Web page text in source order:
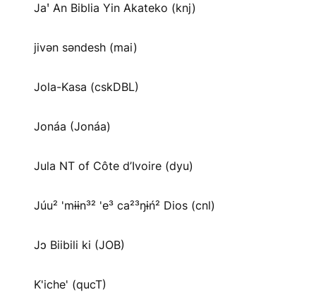
Jaꞌ An Biblia Yin Akateko (knj)
jivən səndesh (mai)
Jola-Kasa (cskDBL)
Jonáa (Jonáa)
Jula NT of Côte d’Ivoire (dyu)
Júu² 'mɨɨn³² 'e³ ca²³ŋɨń² Dios (cnl)
Jɔ Biibili ki (JOB)
K'iche' (qucT)